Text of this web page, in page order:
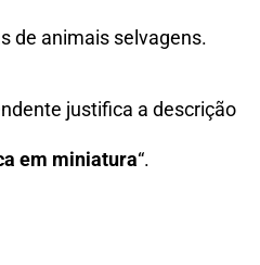
de animais selvagens.
justifica a descrição
em miniatura“.